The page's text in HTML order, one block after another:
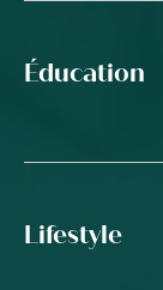
Éducation
Lifestyle